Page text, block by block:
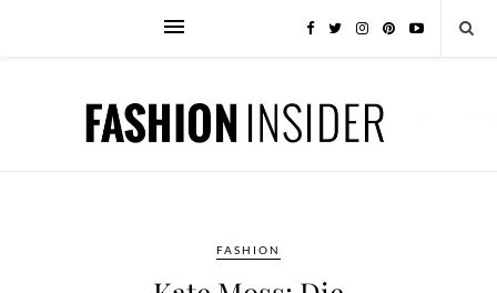
FASHION